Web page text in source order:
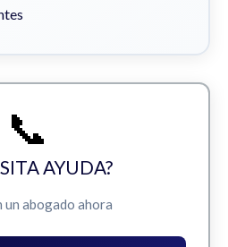
📞
AYUDA?
un abogado ahora